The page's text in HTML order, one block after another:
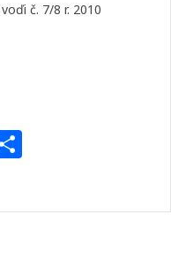
č. 7/8 r. 2010